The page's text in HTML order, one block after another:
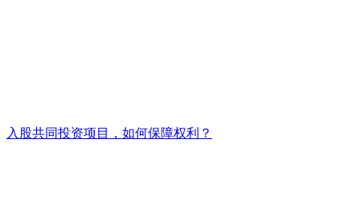
入股共同投资项目，如何保障权利？